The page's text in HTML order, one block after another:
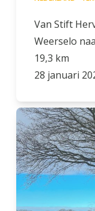
Van Stift
Weerselo
19,3 km
28 januari